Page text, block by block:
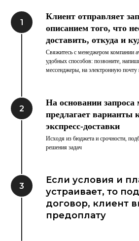
Клиент отправляет
описанием того, что
доставить, откуда и
Свяжитесь с менеджером компании
удобных способов: позвоните,
мессенджеры, на электронную
На основании запроса
предлагает варианты
экспресс-доставки
Исходя из бюджета и срочности,
решения задач
Если условия и
устраивает, то
договор, клиент
предоплату